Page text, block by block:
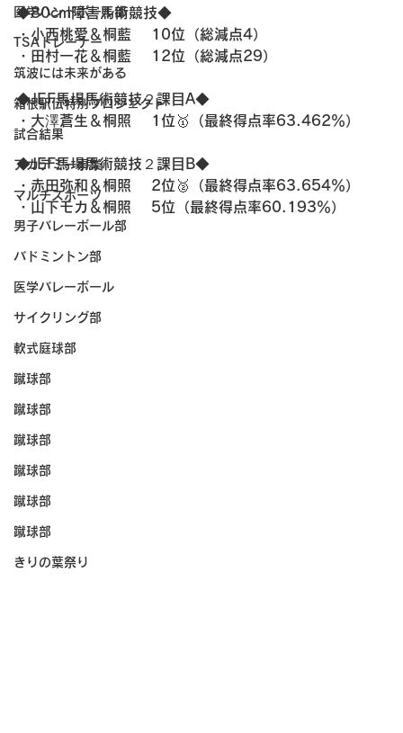
医学ハンドボール部
TSAトレーナー
筑波には未来がある
箱根駅伝特別プロジェクト
試合結果
アカデミー事業
マルチスポーツ
男子バレーボール部
バドミントン部
医学バレーボール
サイクリング部
軟式庭球部
蹴球部
蹴球部
蹴球部
蹴球部
蹴球部
蹴球部
きりの葉祭り
◆80cm障害馬術競技◆
・小西桃愛＆桐藍 　10位（総減点4）
・田村一花＆桐藍 　12位（総減点29）
◆JEF馬場馬術競技２課目A◆
・大澤蒼生＆桐照 　1位🥇（最終得点率63.462％）
◆JEF馬場馬術競技２課目B◆
・赤田弥和＆桐照 　2位🥈（最終得点率63.654％）
・山下モカ＆桐照 　5位（最終得点率60.193％）